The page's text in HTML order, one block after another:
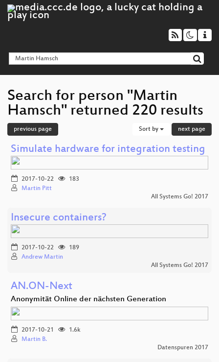
Search for person "Martin
Hamsch" returned 220 results
previous page Sort by next page
Simulate hardware for integration testing
2017-10-22
183
Martin Pitt
All Systems Go! 2017
Insecure containers?
2017-10-22
189
Andrew Martin
All Systems Go! 2017
AN.ON-Next
Anonymität Online der nächsten Generation
2017-10-21
1.6k
Martin B.
Datenspuren 2017